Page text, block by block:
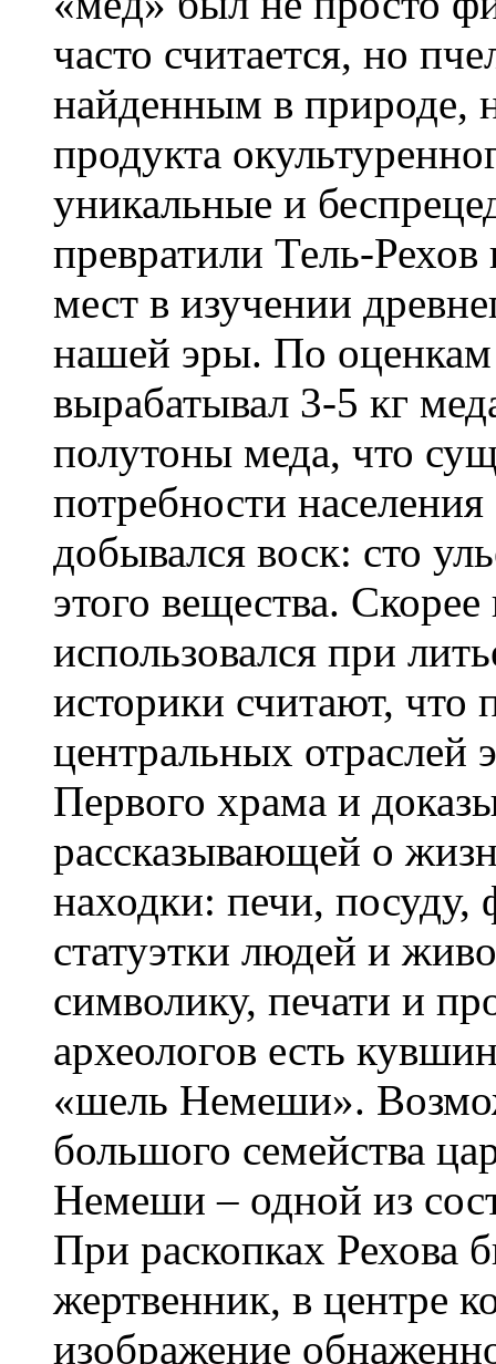
часто считается, но
найденным в природе,
продукта
уникальные и
превратили Тель-
мест в изучении
нашей эры. По оценкам
вырабатывал 3-5 кг
полутоны меда, что
потребности
добывался воск: сто
этого вещества.
использовался при
историки считают, что
центральных отраслей
Первого храма и
рассказывающей о
находки: печи,
статуэтки людей и
символику, печати и
археологов есть
«шель Немеши».
большого семейства
Немеши – одной из
При раскопках Рехова
жертвенник, в центре
изображение